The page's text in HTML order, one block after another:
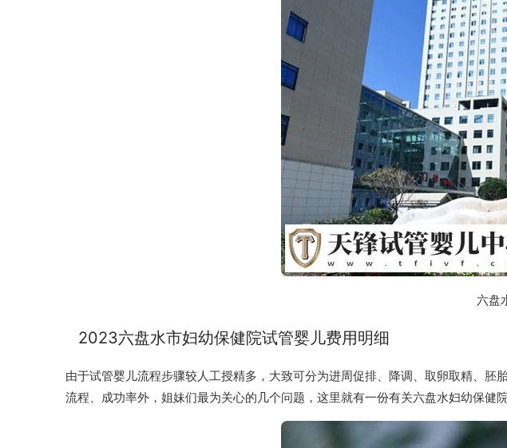
六盘
2023六盘水市妇幼保健院试管婴儿费用明细
由于试管婴儿流程步骤较人工授精多，大致可分为进周促排、降调、取卵取精、
流程、成功率外，姐妹们最为关心的几个问题，这里就有一份有关六盘水妇幼保健